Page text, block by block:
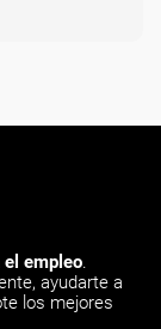
empleo.
ayudarte a
los mejores